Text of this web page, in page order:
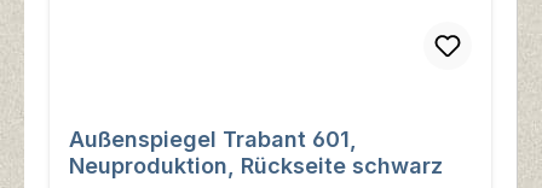
Außenspiegel Trabant 601,
Neuproduktion, Rückseite schwarz